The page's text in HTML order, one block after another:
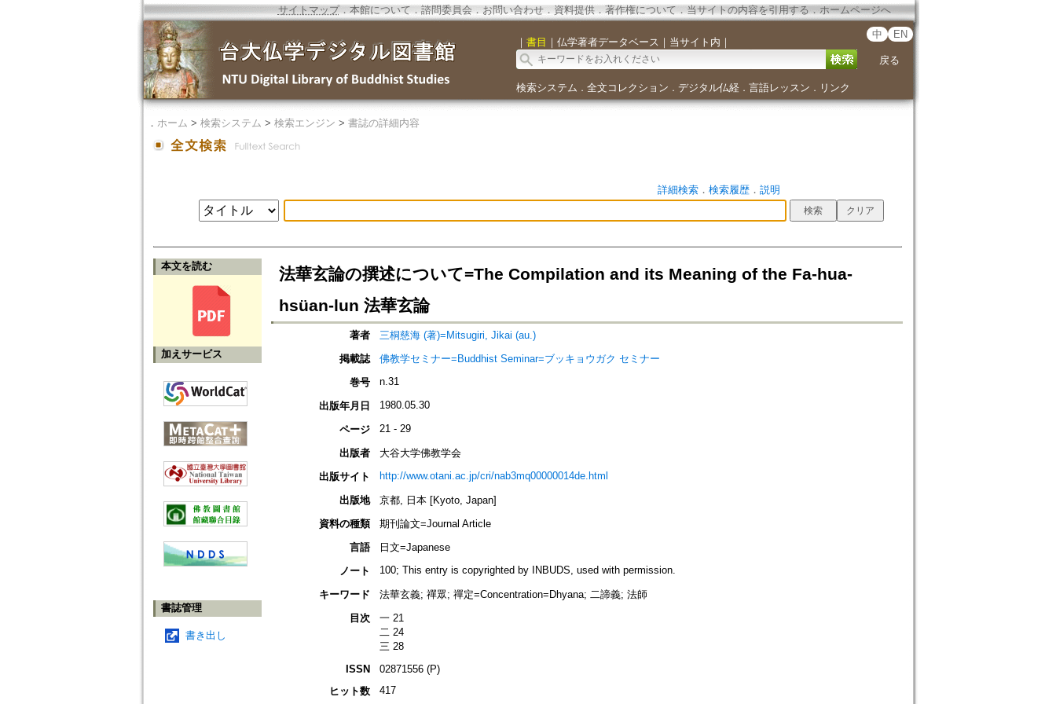
サイトマップ．本館について ． 諮問委員会． お問い合わせ． 資料提供． 著作権について．当サイトの内容を引用する ． ホームページへ
｜ 書目 ｜ 仏学著者データベース ｜ 当サイト内 ｜
中 EN
戻る
検索システム ． 全文コレクション ． デジタル仏経． 言語レッスン ． リンク
． ホーム > 検索システム > 検索エンジン > 書誌の詳細内容
詳細検索． 検索履歴． 説明
本文を読む
加えサービス
書誌管理
書き出し
法華玄論の撰述について=The Compilation and its Meaning of the Fa-hua-
hsüan-lun 法華玄論
著者
三桐慈海 (著)=Mitsugiri, Jikai (au.)
掲載誌
佛教学セミナー=Buddhist Seminar=ブッキョウガク セミナー
巻号
n.31
出版年月日 1980.05.30
ページ 21 - 29
出版者
大谷大学佛教学会
出版サイト
http://www.otani.ac.jp/cri/nab3mq00000014de.html
出版地
京都, 日本 [Kyoto, Japan]
資料の種類
期刊論文=Journal Article
言語
日文=Japanese
ノート
100; This entry is copyrighted by INBUDS, used with permission.
キーワード
法華玄義; 禪眾; 禪定=Concentration=Dhyana; 二諦義; 法師
目次
一 21
二 24
三 28
ISSN
02871556 (P)
ヒット数
417